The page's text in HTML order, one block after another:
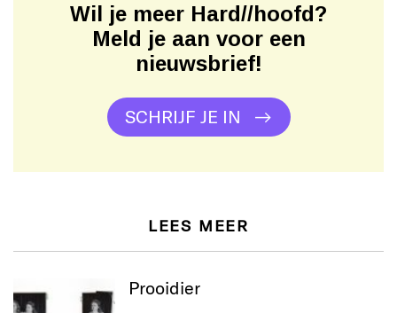
Wil je meer Hard//hoofd?
Meld je aan voor een
nieuwsbrief!
SCHRIJF JE IN
LEES MEER
Prooidier